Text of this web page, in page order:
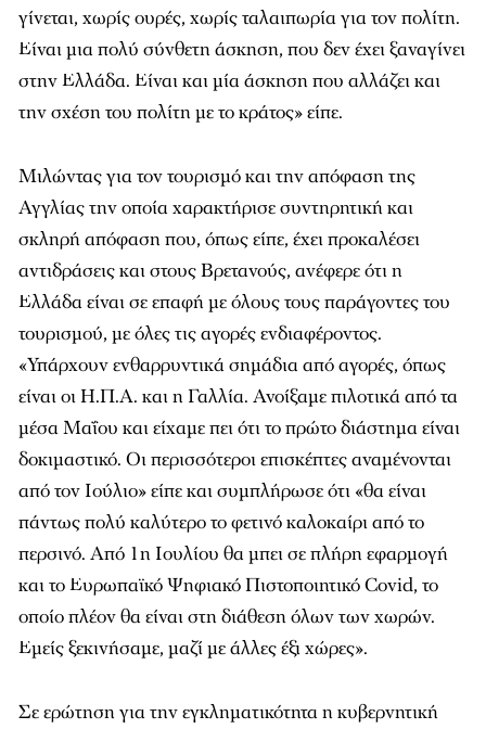
γίνεται, χωρίς ουρές, χωρίς ταλαιπωρία για τον πολίτη.
Είναι μια πολύ σύνθετη άσκηση, που δεν έχει ξαναγίνει
στην Ελλάδα. Είναι και μία άσκηση που αλλάζει και
την σχέση του πολίτη με το κράτος» είπε.
Μιλώντας για τον τουρισμό και την απόφαση της
Αγγλίας την οποία χαρακτήρισε συντηρητική και
σκληρή απόφαση που, όπως είπε, έχει προκαλέσει
αντιδράσεις και στους Βρετανούς, ανέφερε ότι η
Ελλάδα είναι σε επαφή με όλους τους παράγοντες του
τουρισμού, με όλες τις αγορές ενδιαφέροντος.
«Υπάρχουν ενθαρρυντικά σημάδια από αγορές, όπως
είναι οι Η.Π.Α. και η Γαλλία. Ανοίξαμε πιλοτικά από τα
μέσα Μαΐου και είχαμε πει ότι το πρώτο διάστημα είναι
δοκιμαστικό. Οι περισσότεροι επισκέπτες αναμένονται
από τον Ιούλιο» είπε και συμπλήρωσε ότι «θα είναι
πάντως πολύ καλύτερο το φετινό καλοκαίρι από το
περσινό. Από 1η Ιουλίου θα μπει σε πλήρη εφαρμογή
και το Ευρωπαϊκό Ψηφιακό Πιστοποιητικό Covid, το
οποίο πλέον θα είναι στη διάθεση όλων των χωρών.
Εμείς ξεκινήσαμε, μαζί με άλλες έξι χώρες».
Σε ερώτηση για την εγκληματικότητα η κυβερνητική